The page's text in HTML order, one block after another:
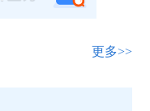
更多>>